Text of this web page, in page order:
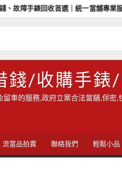
障手錶回收首選｜統一當舖專業服務
錢/收購手錶
車的服務,政府立案合法當舖,保
流當品拍賣 聯絡我們 輕鬆小品